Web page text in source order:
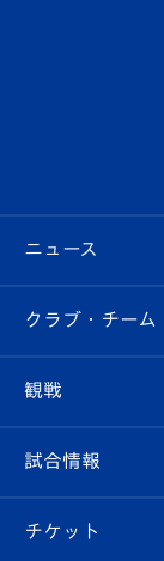
ニュース
すべて
クラブ
試合情報
クラブ・チーム
クラブ概要
観戦
観戦ルール
試合情報
試合日程/結果
チケット